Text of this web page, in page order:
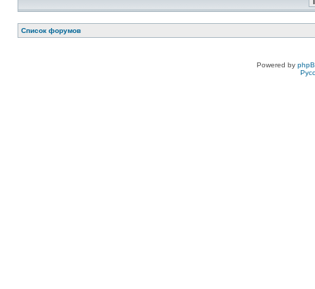
Список форумов
Powered by